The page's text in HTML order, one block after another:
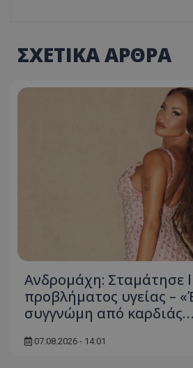
ΣΧΕΤΙΚΑ ΑΡΘΡΑ
Ανδρομάχη: Σταμάτησε
προβλήματος υγείας –
συγγνώμη από
07.08.2026 - 14:01